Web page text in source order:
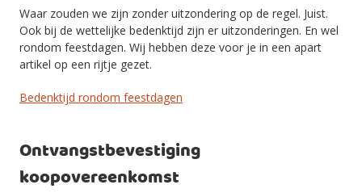
Waar zouden we zijn zonder uitzondering op de regel. Juist.
Ook bij de wettelijke bedenktijd zijn er uitzonderingen. En wel
rondom feestdagen. Wij hebben deze voor je in een apart
artikel op een rijtje gezet.
Bedenktijd rondom feestdagen
Ontvangstbevestiging
koopovereenkomst